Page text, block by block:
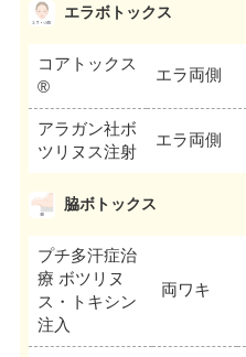
エラボトックス
コアトックス
®
エラ両側
アラガン社ボ
ツリヌス注射
エラ両側
脇ボトックス
プチ多汗症治
療 ボツリヌ
ス・トキシン
注入
両ワキ